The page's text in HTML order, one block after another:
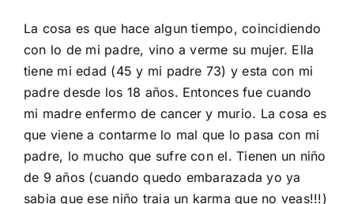
La cosa es que hace algun tiempo, coincidiendo
con lo de mi padre, vino a verme su mujer. Ella
tiene mi edad (45 y mi padre 73) y esta con mi
padre desde los 18 años. Entonces fue cuando
mi madre enfermo de cancer y murio. La cosa es
que viene a contarme lo mal que lo pasa con mi
padre, lo mucho que sufre con el. Tienen un niño
de 9 años (cuando quedo embarazada yo ya
sabia que ese niño traia un karma que no veas!!!)